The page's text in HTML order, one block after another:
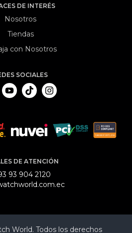
DE INTERÉS
Nosotros
Tiendas
con Nosotros
SOCIALES
DE ATENCIÓN
93 904 2120
World. Todos los derechos